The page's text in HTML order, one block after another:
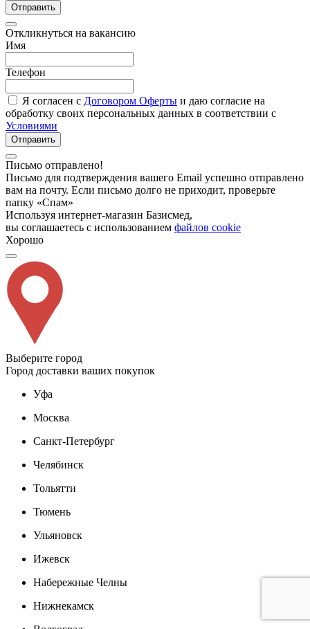
Отправить
Откликнуться на вакансию
Имя
Телефон
Я согласен с Договором Оферты и даю согласие на
обработку своих персональных данных в соответствии с
Условиями
Отправить
Письмо отправлено!
Письмо для подтверждения вашего Email успешно отправлено
вам на почту. Если письмо долго не приходит, проверьте
папку «Спам»
Используя интернет-магазин Базисмед,
вы соглашаетесь с использованием файлов cookie
Хорошо
Выберите город
Город доставки ваших покупок
Уфа
Москва
Санкт-Петербург
Челябинск
Тольятти
Тюмень
Ульяновск
Ижевск
Набережные Челны
Нижнекамск